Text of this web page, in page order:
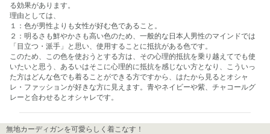
る効果があります。
理由としては、
１：色が男性よりも女性が好む色であること。
２：明るさも鮮やかさも高い色のため、一般的な日本人男性のマインドでは
「目立つ・派手」と思い、使用することに抵抗がある色です。
このため、この色を使おうとする方は、その心理的抵抗を乗り越えてでも使
いたいと思う、あるいはそこに心理的に抵抗を感じない方となり、こういっ
た方はどんな色でも着ることができる方ですから、はたから見るとオシャ
レ・ファッションが好きな方に見えます。青やネイビーや紫、チャコールグ
レーと合わせるとオシャレです。
無地カーディガンを可愛らしく着こなす！